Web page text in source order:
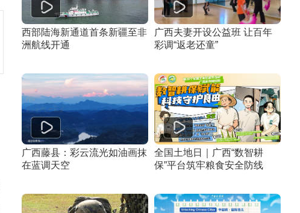
西部陆海新通道首条新疆至非
洲航线开通
广西夫妻开设公益班 让百年
彩调“返老还童”
广西藤县：彩云流光如油画抹
在蓝调天空
全国土地日｜广西“数智耕
保”平台筑牢粮食安全防线